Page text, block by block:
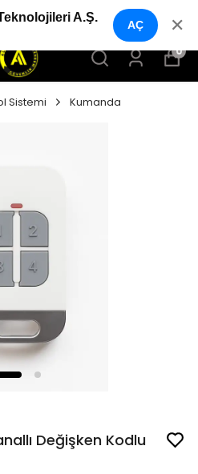
GEÇIŞ SISTEMLERI
0
Sistemi Kumanda
Değişken Kodlu
A.Ş.
AÇ ✕